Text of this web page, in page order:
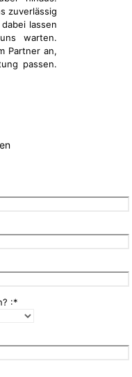
zuverlässig
lassen
warten.
Partner an,
passen.
:*